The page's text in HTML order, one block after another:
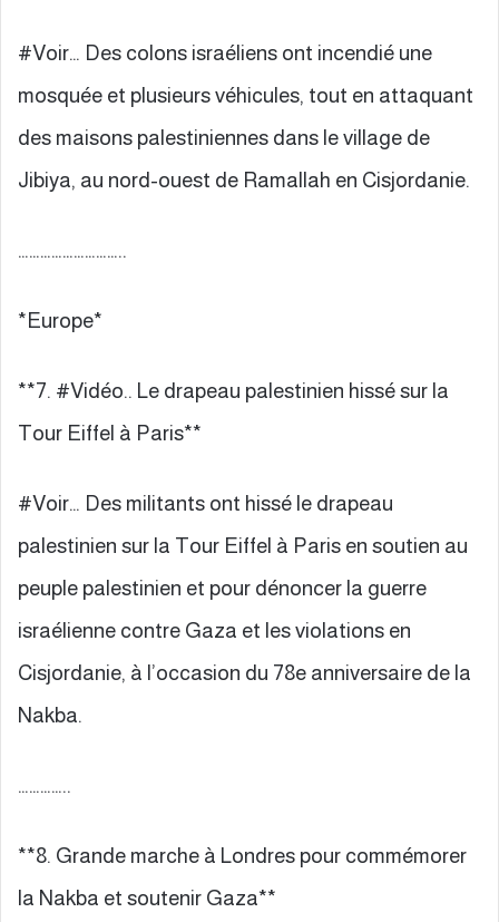
#Voir… Des colons israéliens ont incendié une
mosquée et plusieurs véhicules, tout en attaquant
des maisons palestiniennes dans le village de
Jibiya, au nord-ouest de Ramallah en Cisjordanie.
………………………..
*Europe*
**7. #Vidéo.. Le drapeau palestinien hissé sur la
Tour Eiffel à Paris**
#Voir… Des militants ont hissé le drapeau
palestinien sur la Tour Eiffel à Paris en soutien au
peuple palestinien et pour dénoncer la guerre
israélienne contre Gaza et les violations en
Cisjordanie, à l’occasion du 78e anniversaire de la
Nakba.
…………..
**8. Grande marche à Londres pour commémorer
la Nakba et soutenir Gaza**